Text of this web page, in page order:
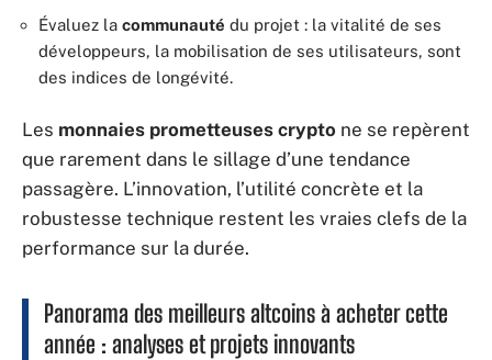
Évaluez la communauté du projet : la vitalité de ses
développeurs, la mobilisation de ses utilisateurs, sont
des indices de longévité.
Les monnaies prometteuses crypto ne se repèrent
que rarement dans le sillage d’une tendance
passagère. L’innovation, l’utilité concrète et la
robustesse technique restent les vraies clefs de la
performance sur la durée.
Panorama des meilleurs altcoins à acheter cette
année : analyses et projets innovants